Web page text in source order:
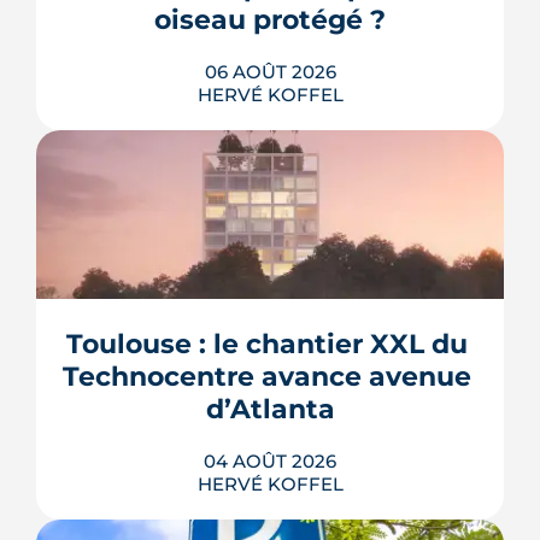
oiseau protégé ?
06 AOÛT 2026
HERVÉ KOFFEL
La troisième et dernière phase de
l'écoquartier Andromède doit livrer
près de 1 700 logements à partir de
protégé, la cisticole des joncs, contraint
fortement le plan d'aménagement et
repousse un calendrier déjà tendu.
LIRE L'ARTICLE
Toulouse : le chantier XXL du
Technocentre avance avenue
d’Atlanta
04 AOÛT 2026
HERVÉ KOFFEL